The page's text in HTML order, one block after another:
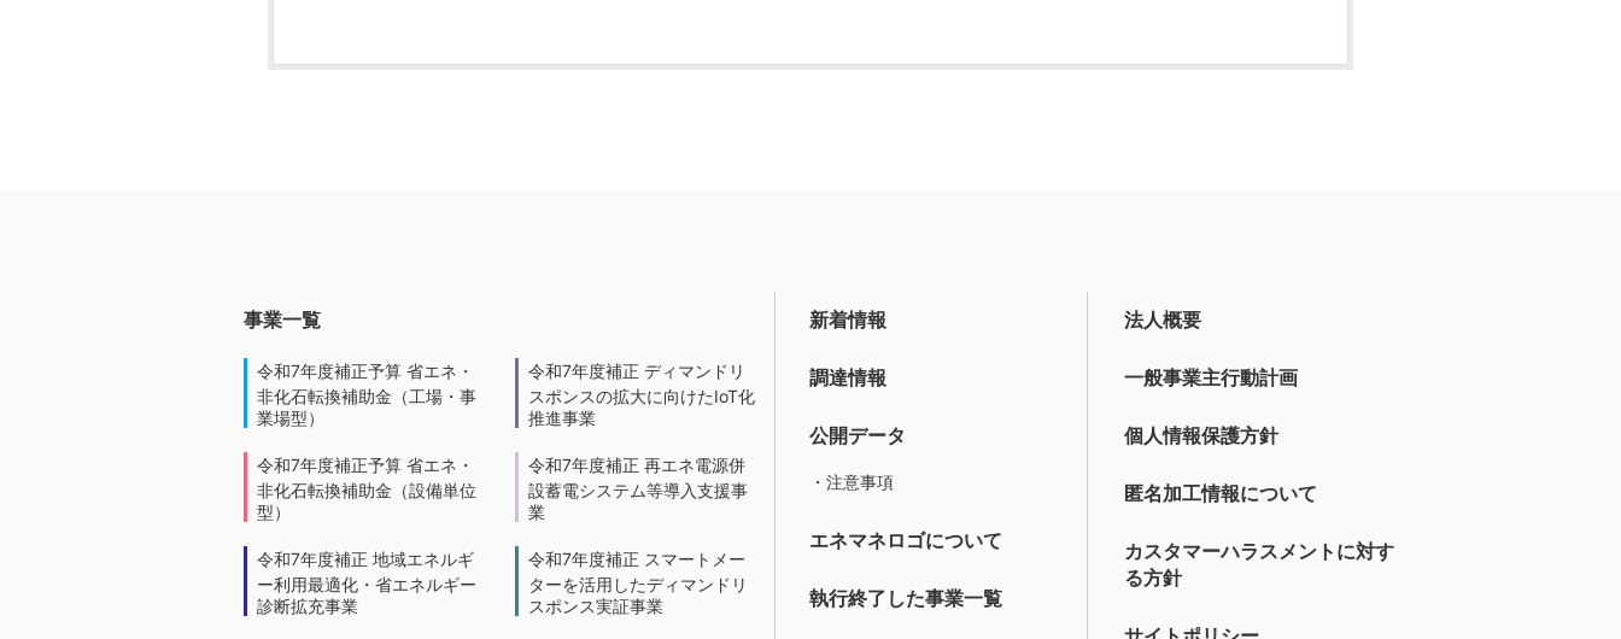
事業一覧
令和7年度補正予算 省エネ・
非化石転換補助金（工場・事
業場型）
令和7年度補正予算 省エネ・
非化石転換補助金（設備単位
型）
令和7年度補正 地域エネルギ
ー利用最適化・省エネルギー
診断拡充事業
令和7年度補正 ディマンドリ
スポンスの拡大に向けたIoT化
推進事業
令和7年度補正 再エネ電源併
設蓄電システム等導入支援事
業
令和7年度補正 スマートメー
ターを活用したディマンドリ
スポンス実証事業
新着情報
調達情報
公開データ
・注意事項
エネマネロゴについて
執行終了した事業一覧
法人概要
一般事業主行動計画
個人情報保護方針
匿名加工情報について
カスタマーハラスメントに対す
る方針